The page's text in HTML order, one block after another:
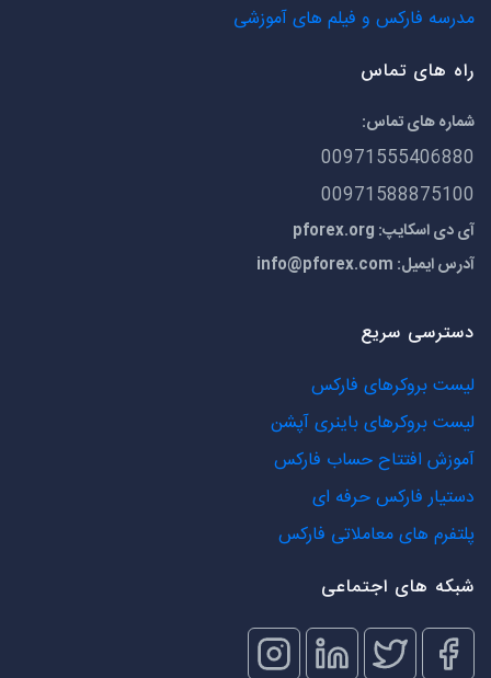
مدرسه فارکس و فیلم های آموزشی
راه های تماس
شماره های تماس:
00971555406880
00971588875100
آی دی اسکایپ: pforex.org
آدرس ایمیل: info@pforex.com
دسترسی سریع
لیست بروکرهای فارکس
لیست بروکرهای باینری آپشن
آموزش افتتاح حساب فارکس
دستیار فارکس حرفه ای
پلتفرم های معاملاتی فارکس
شبکه های اجتماعی